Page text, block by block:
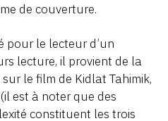
de couverture.
pour le lecteur d’un
lecture, il provient de la
le film de Kidlat Tahimik,
(il est à noter que des
constituent les trois